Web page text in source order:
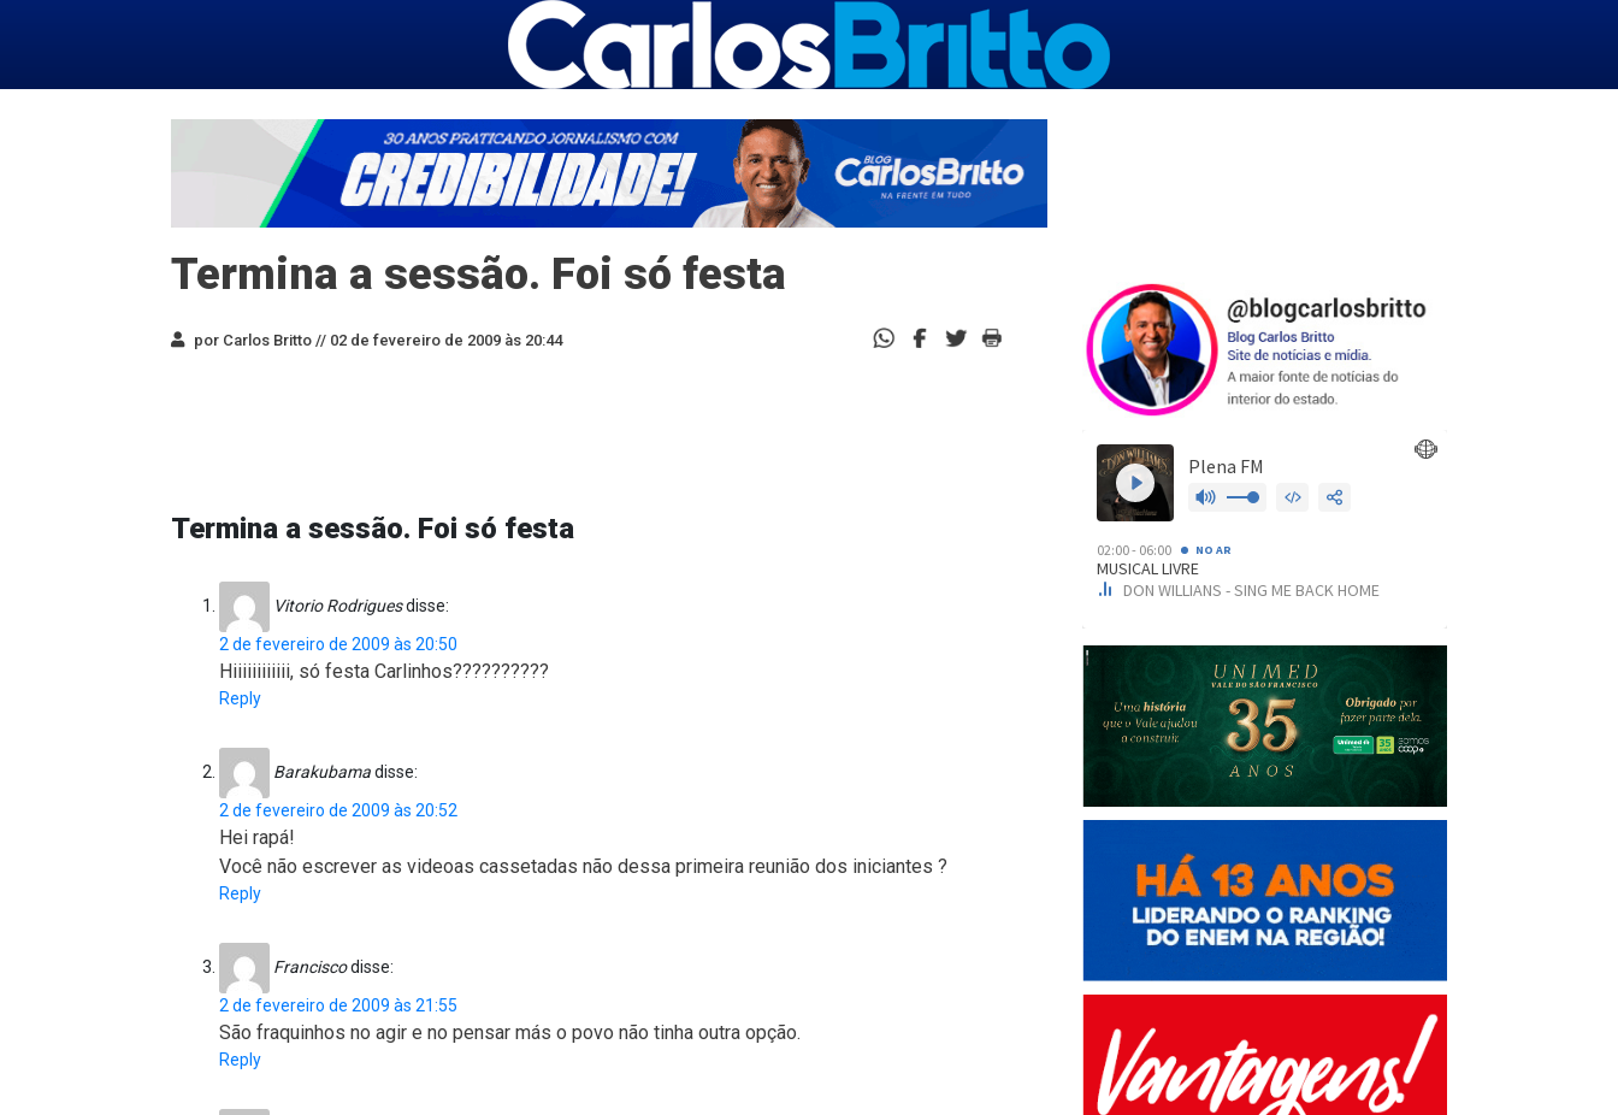
Termina a sessão. Foi só festa
por Carlos Britto // 02 de fevereiro de 2009 às 20:44
Termina a sessão. Foi só festa
Vitorio Rodriguesdisse:
2 de fevereiro de 2009 às 20:50
Hiiiiiiiiiiii, só festa Carlinhos??????????
Reply
Barakubamadisse:
2 de fevereiro de 2009 às 20:52
Hei rapá!
Você não escrever as videoas cassetadas não dessa primeira reunião dos iniciantes ?
Reply
Franciscodisse:
2 de fevereiro de 2009 às 21:55
São fraquinhos no agir e no pensar más o povo não tinha outra opção.
Reply